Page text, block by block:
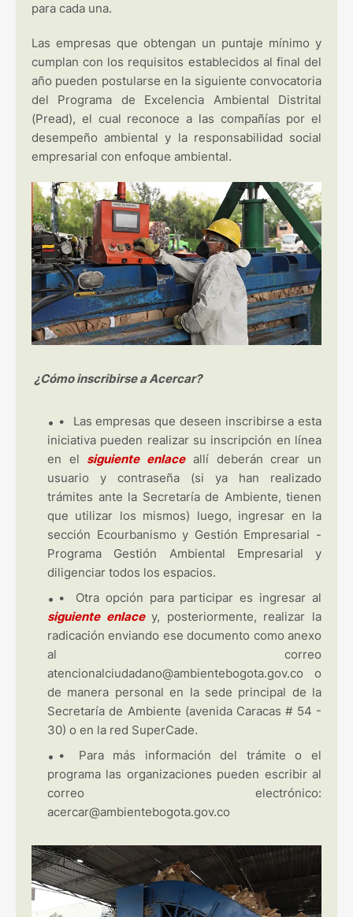
para cada una.
Las empresas que obtengan un puntaje mínimo y
cumplan con los requisitos establecidos al final del
año pueden postularse en la siguiente convocatoria
del Programa de Excelencia Ambiental Distrital
(Pread), el cual reconoce a las compañías por el
desempeño ambiental y la responsabilidad social
empresarial con enfoque ambiental.
¿Cómo inscribirse a Acercar?
•
Las empresas que deseen inscribirse a esta
iniciativa pueden realizar su inscripción en línea
en el siguiente enlaceallí deberán crear un
usuario y contraseña (si ya han realizado
trámites ante la Secretaría de Ambiente, tienen
que utilizar los mismos) luego, ingresar en la
sección Ecourbanismo y Gestión Empresarial -
Programa Gestión Ambiental Empresarial y
diligenciar todos los espacios.
•
Otra opción para participar es ingresar al
siguiente enlacey, posteriormente, realizar la
radicación enviando ese documento como anexo
al correo
atencionalciudadano@ambientebogota.gov.co o
de manera personal en la sede principal de la
Secretaría de Ambiente (avenida Caracas # 54 -
30) o en la red SuperCade.
•
Para más información del trámite o el
programa las organizaciones pueden escribir al
correo electrónico:
acercar@ambientebogota.gov.co